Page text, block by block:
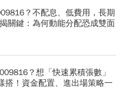
？不配息、低費用，長期
關鍵：為何動能分配恐成雙面
？想「快速累積張數」
搭！資金配置、進出場策略一